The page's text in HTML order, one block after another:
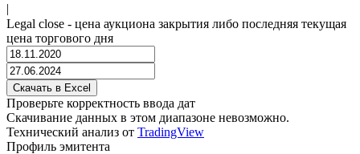
|
Legal close - цена аукциона закрытия либо последняя текущая
цена торгового дня
Проверьте корректность ввода дат
Скачивание данных в этом диапазоне невозможно.
Технический анализ от TradingView
Профиль эмитента